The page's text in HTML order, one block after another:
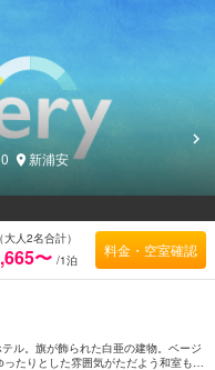
ル。旗が飾られた白亜の建物。ベージ
たりとした雰囲気がただよう和室もあ
新浦安
人2名合計）
〜 /1泊
料金・空室確認